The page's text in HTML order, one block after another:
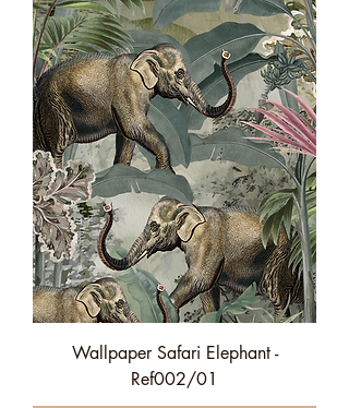
Wallpaper Safari Elephant -
Ref002/01